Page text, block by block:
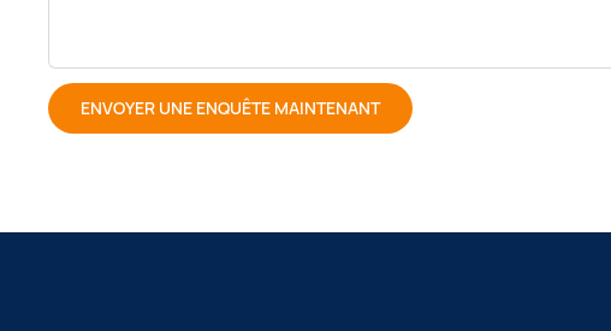
ENVOYER UNE ENQUÊTE MAINTENANT